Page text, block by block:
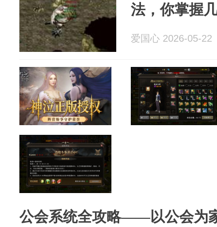
法，你掌握
爱国心 2026-05-22
公会系统全攻略——以公会为